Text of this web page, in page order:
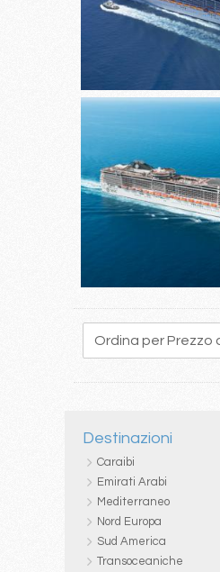
Destinazioni
Caraibi
Emirati Arabi
Mediterraneo
Nord Europa
Sud America
Transoceaniche